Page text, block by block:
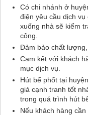
Có chi nhánh ở
điện yêu cầu dịch
xuống nhà sẽ kiểm
công.
Đảm bảo chất
Cam kết với khách
mục dịch vụ.
Hút bể phốt tại
giá cạnh tranh tốt
trong quá trình hút
Nếu khách hàng